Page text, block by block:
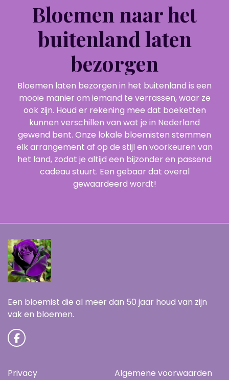
Bloemen naar het
buitenland laten
bezorgen
Bloemen laten bezorgen in het buitenland is een
mooie manier om iemand te verrassen, waar ze
ook zijn. Houd er rekening mee dat boeketten
kunnen verschillen van wat je in Nederland
gewend bent. Onze lokale bloemisten stemmen
elk arrangement af op de stijl en voorkeuren van
het land, zodat je altijd een bijzonder en passend
cadeau stuurt. Een gebaar dat overal
gewaardeerd wordt!
Een bloemist die al meer dan 50 jaar houd van zijn
vak en bloemen.
Privacy Algemene voorwaarden